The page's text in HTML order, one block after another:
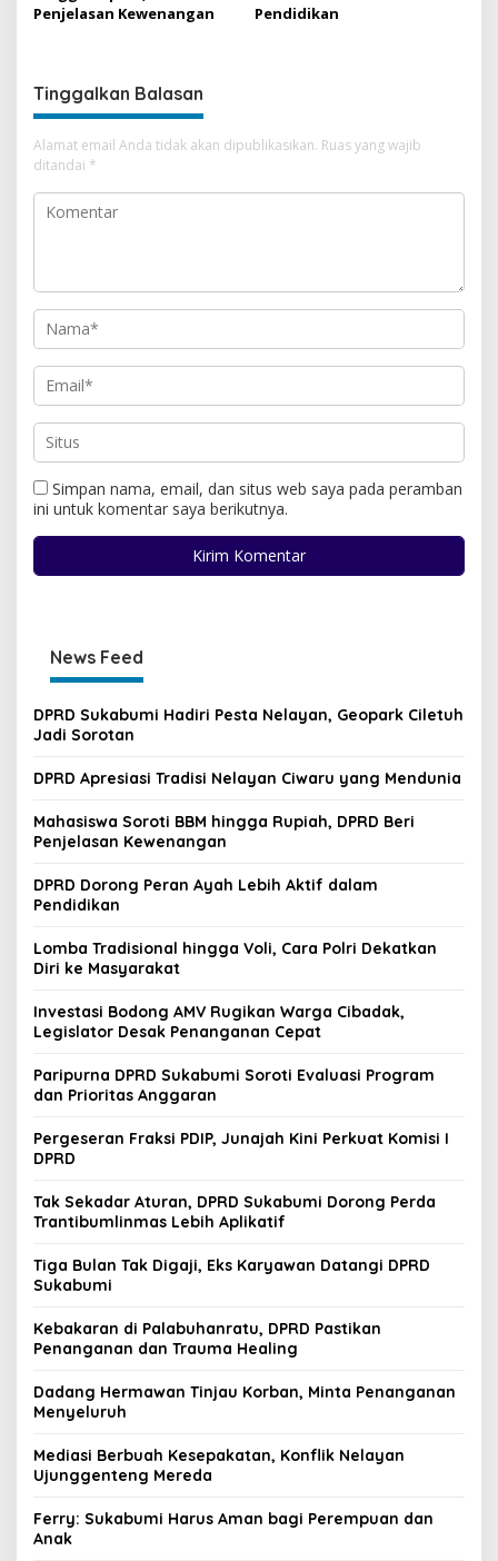
o
Penjelasan Kewenangan
Pendidikan
Tinggalkan Balasan
Alamat email Anda tidak akan dipublikasikan. Ruas yang wajib
ditandai *
Simpan nama, email, dan situs web saya pada peramban
ini untuk komentar saya berikutnya.
News Feed
DPRD Sukabumi Hadiri Pesta Nelayan, Geopark Ciletuh
Jadi Sorotan
DPRD Apresiasi Tradisi Nelayan Ciwaru yang Mendunia
Mahasiswa Soroti BBM hingga Rupiah, DPRD Beri
Penjelasan Kewenangan
DPRD Dorong Peran Ayah Lebih Aktif dalam
Pendidikan
Lomba Tradisional hingga Voli, Cara Polri Dekatkan
Diri ke Masyarakat
Investasi Bodong AMV Rugikan Warga Cibadak,
Legislator Desak Penanganan Cepat
Paripurna DPRD Sukabumi Soroti Evaluasi Program
dan Prioritas Anggaran
Pergeseran Fraksi PDIP, Junajah Kini Perkuat Komisi I
DPRD
Tak Sekadar Aturan, DPRD Sukabumi Dorong Perda
Trantibumlinmas Lebih Aplikatif
Tiga Bulan Tak Digaji, Eks Karyawan Datangi DPRD
Sukabumi
Kebakaran di Palabuhanratu, DPRD Pastikan
Penanganan dan Trauma Healing
Dadang Hermawan Tinjau Korban, Minta Penanganan
Menyeluruh
Mediasi Berbuah Kesepakatan, Konflik Nelayan
Ujunggenteng Mereda
Ferry: Sukabumi Harus Aman bagi Perempuan dan
Anak